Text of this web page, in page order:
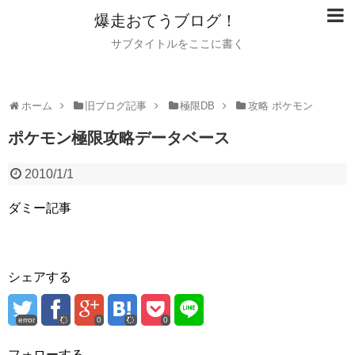
爆走おてうブログ！
サブタイトルをここに書く
ホーム 旧ブログ記事 極限DB 攻略 ポケモン
ポケモン極限攻略データベース
2010/1/1
ダミー記事
シェアする
error 0 0